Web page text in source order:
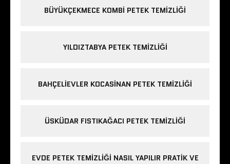
BÜYÜKÇEKMECE KOMBI PETEK TEMIZLIĞI
YILDIZTABYA PETEK TEMIZLIĞI
BAHÇELIEVLER KOCASINAN PETEK TEMIZLIĞI
ÜSKÜDAR FISTIKAĞACI PETEK TEMIZLIĞI
EVDE PETEK TEMIZLIĞI NASIL YAPILIR PRATIK VE